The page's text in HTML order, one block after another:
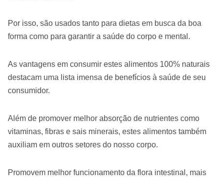
Por isso, são usados tanto para dietas em busca da boa
forma como para garantir a saúde do corpo e mental.
As vantagens em consumir estes alimentos 100% naturais
destacam uma lista imensa de benefícios à saúde de seu
consumidor.
Além de promover melhor absorção de nutrientes como
vitaminas, fibras e sais minerais, estes alimentos também
auxiliam em outros setores do nosso corpo.
Promovem melhor funcionamento da flora intestinal, mais